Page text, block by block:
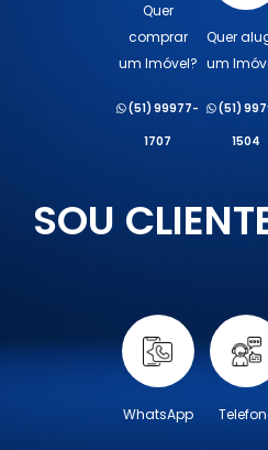
Quer
comprar
um Imóvel?
(51) 99977-
1707
Quer
um
(51)
1504
SOU
WhatsApp